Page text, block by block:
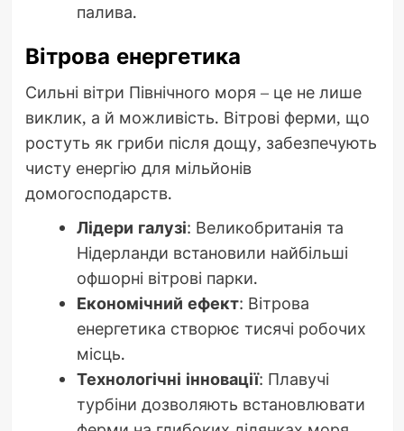
палива.
Вітрова енергетика
Сильні вітри Північного моря – це не лише
виклик, а й можливість. Вітрові ферми, що
ростуть як гриби після дощу, забезпечують
чисту енергію для мільйонів
домогосподарств.
Лідери галузі: Великобританія та
Нідерланди встановили найбільші
офшорні вітрові парки.
Економічний ефект: Вітрова
енергетика створює тисячі робочих
місць.
Технологічні інновації: Плавучі
турбіни дозволяють встановлювати